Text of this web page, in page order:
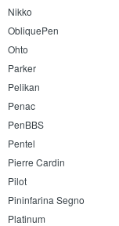
Nikko
ObliquePen
Ohto
Parker
Pelikan
Penac
PenBBS
Pentel
Pierre Cardin
Pilot
Pininfarina Segno
Platinum